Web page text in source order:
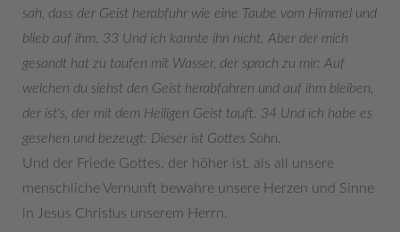
sah, dass der Geist herabfuhr wie eine Taube vom Himmel und
blieb auf ihm. 33 Und ich kannte ihn nicht. Aber der mich
gesandt hat zu taufen mit Wasser, der sprach zu mir: Auf
welchen du siehst den Geist herabfahren und auf ihm bleiben,
der ist's, der mit dem Heiligen Geist tauft. 34 Und ich habe es
gesehen und bezeugt: Dieser ist Gottes Sohn.
Und der Friede Gottes, der höher ist, als all unsere
menschliche Vernunft bewahre unsere Herzen und Sinne
in Jesus Christus unserem Herrn.